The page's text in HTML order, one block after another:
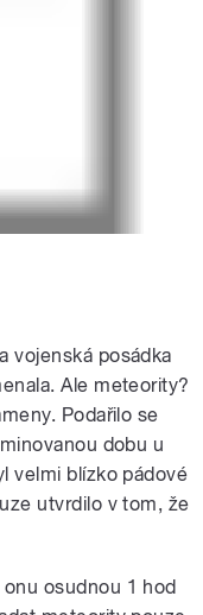
vojenská posádka
Ale meteority?
Podařilo se
dobu u
velmi blízko pádové
utvrdilo v tom, že
osudnou 1 hod